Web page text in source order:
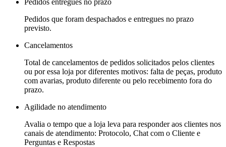
Pedidos que foram despachados e entregues no prazo
previsto.
Cancelamentos
Total de cancelamentos de pedidos solicitados pelos clientes
ou por essa loja por diferentes motivos: falta de peças, produto
com avarias, produto diferente ou pelo recebimento fora do
prazo.
Agilidade no atendimento
Avalia o tempo que a loja leva para responder aos clientes nos
canais de atendimento: Protocolo, Chat com o Cliente e
Perguntas e Respostas